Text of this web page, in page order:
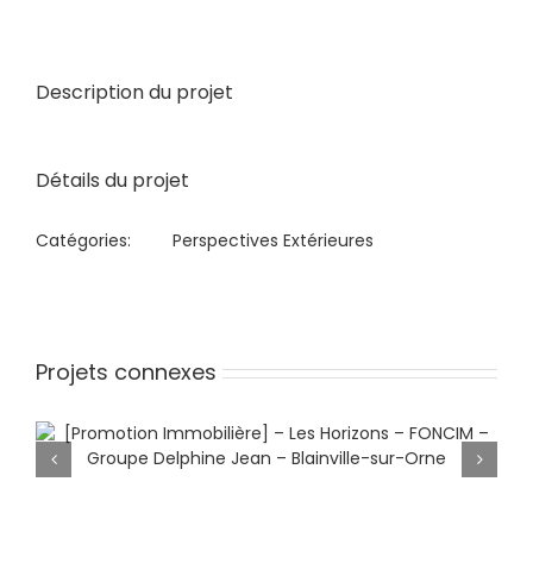
Larger
Description du projet
Détails du projet
Catégories: Perspectives Extérieures
Projets connexes
[Promotion Immobilière] – Les
Horizons – FONCIM – Groupe